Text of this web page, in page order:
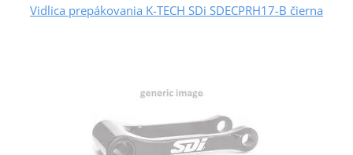
Vidlica prepákovania K-TECH SDi SDECPRH17-B čierna